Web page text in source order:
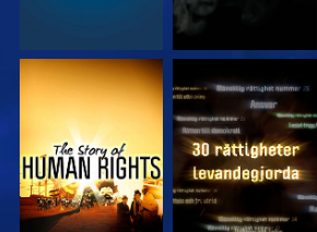
TITTA TITTA